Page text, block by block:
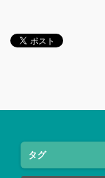
タグ